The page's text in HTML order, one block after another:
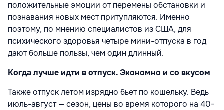
положительные эмоции от перемены обстановки и
познавания новых мест притупляются. Именно
поэтому, по мнению специалистов из США, для
психического здоровья четыре мини-отпуска в год
дают больше пользы, чем один длинный.
Когда лучше идти в отпуск. Экономно и со вкусом
Также отпуск летом изрядно бьет по кошельку. Ведь
июль-август — сезон, цены во время которого на 40-